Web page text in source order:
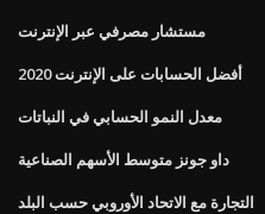
مستشار مصرفي عبر الإنترنت
أفضل الحسابات على الإنترنت 2020
معدل النمو الحسابي في النباتات
داو جونز متوسط ​​الأسهم الصناعية
التجارة مع الاتحاد الأوروبي حسب البلد